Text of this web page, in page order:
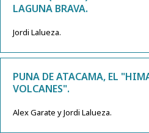
LAGUNA BRAVA.
Jordi Lalueza.
PUNA DE ATACAMA, EL
VOLCANES".
Alex Garate y Jordi Lalueza.